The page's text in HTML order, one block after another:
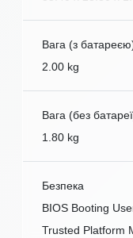
Вага (з
2.00 kg
Вага (без
1.80 kg
Безпека
BIOS Booting
Trusted Platform